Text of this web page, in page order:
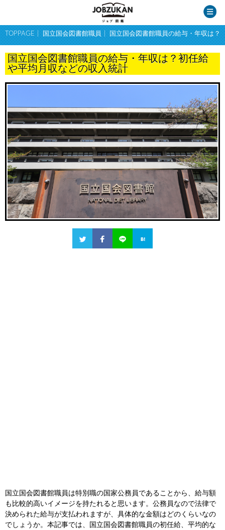
TOPPAGE 国立国会図書館職員 国立国会図書館職員の給与・年収は？
国立国会図書館職員の給与・年収は？初任給
や平均月収などの収入統計
国立国会図書館職員は特別職の国家公務員であることから、給与額
も比較的高いイメージを持たれると思います。公務員なので法律で
決められた給与が支払われますが、具体的な金額はどのくらいなの
でしょうか。本記事では、国立国会図書館職員の初任給、平均的な